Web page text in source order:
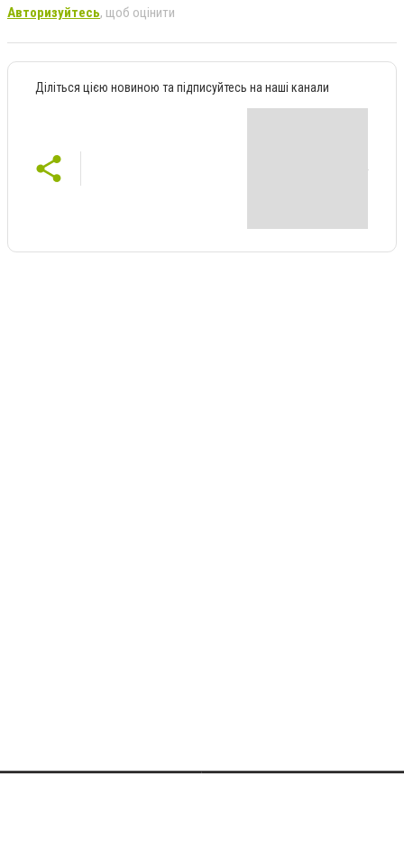
Авторизуйтесь, щоб оцінити
Діліться цією новиною та підписуйтесь на наші канали